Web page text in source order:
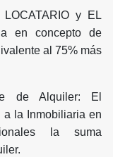
y EL
en concepto de
al 75% más
de Alquiler: El
a la Inmobiliaria en
la suma